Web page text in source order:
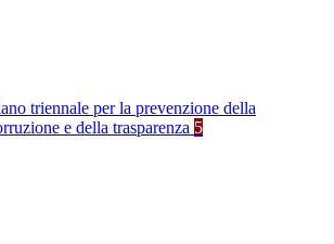
triennale per la prevenzione della
e della trasparenza 5